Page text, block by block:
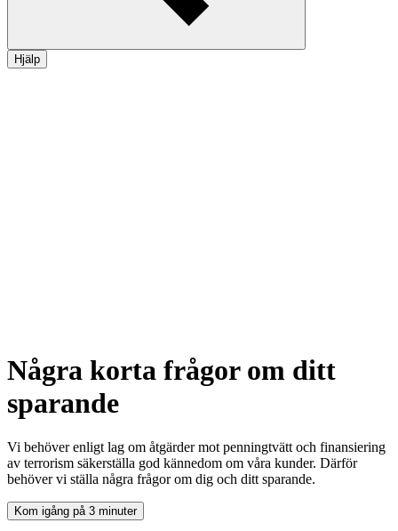
Hjälp
Några korta frågor om ditt
sparande
Vi behöver enligt lag om åtgärder mot penningtvätt och finansiering
av terrorism säkerställa god kännedom om våra kunder. Därför
behöver vi ställa några frågor om dig och ditt sparande.
Kom igång på 3 minuter